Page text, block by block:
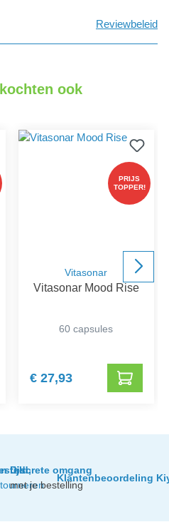
Reviewbeleid
ook
PRIJS
TOPPER!
Vitasonar
Vitasonar Mood Rise
60 capsules
€ 27,93
tijd
Discrete omgang
met je bestelling
Klantenbeoordeling